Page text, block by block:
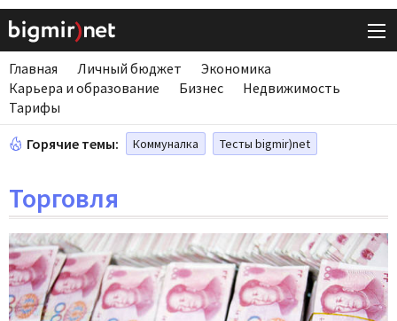
Главная Личный бюджет
Экономика
Карьера и образование
Бизнес
Недвижимость
Тарифы
Горячие темы: Коммуналка Тесты bigmir)net
Торговля